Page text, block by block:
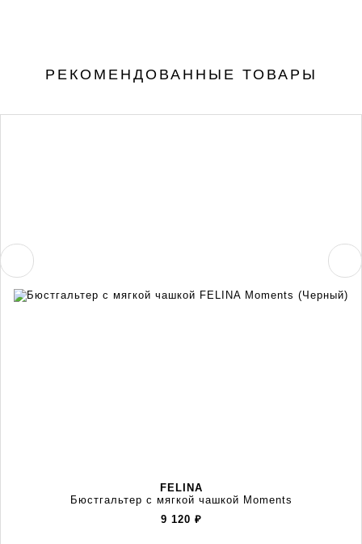
РЕКОМЕНДОВАННЫЕ ТОВАРЫ
FELINA
Бюстгальтер с мягкой чашкой Moments
9 120 ₽